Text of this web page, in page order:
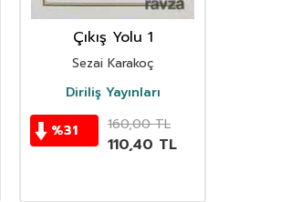
Çıkış Yolu 1
Sezai Karakoç
Diriliş Yayınları
%31 160,00TL
110,40 TL